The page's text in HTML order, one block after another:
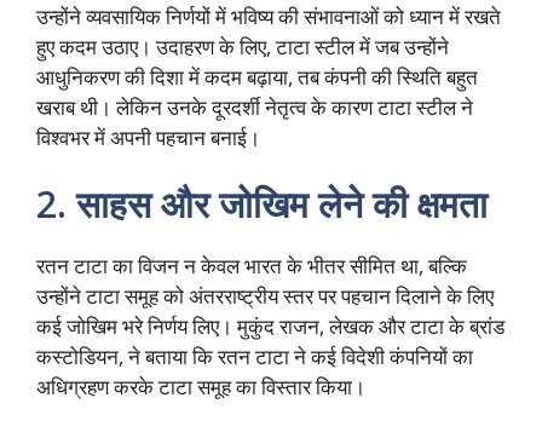
उन्होंने व्यवसायिक निर्णयों में भविष्य की संभावनाओं को ध्यान में रखते
हुए कदम उठाए। उदाहरण के लिए, टाटा स्टील में जब उन्होंने
आधुनिकरण की दिशा में कदम बढ़ाया, तब कंपनी की स्थिति बहुत
खराब थी। लेकिन उनके दूरदर्शी नेतृत्व के कारण टाटा स्टील ने
विश्वभर में अपनी पहचान बनाई।
2.साहस और जोखिम लेने की क्षमता
रतन टाटा का विजन न केवल भारत के भीतर सीमित था, बल्कि
उन्होंने टाटा समूह को अंतरराष्ट्रीय स्तर पर पहचान दिलाने के लिए
कई जोखिम भरे निर्णय लिए। मुकुंद राजन, लेखक और टाटा के ब्रांड
कस्टोडियन, ने बताया कि रतन टाटा ने कई विदेशी कंपनियों का
अधिग्रहण करके टाटा समूह का विस्तार किया।